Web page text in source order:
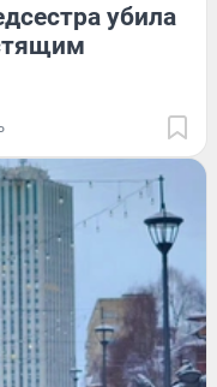
убила